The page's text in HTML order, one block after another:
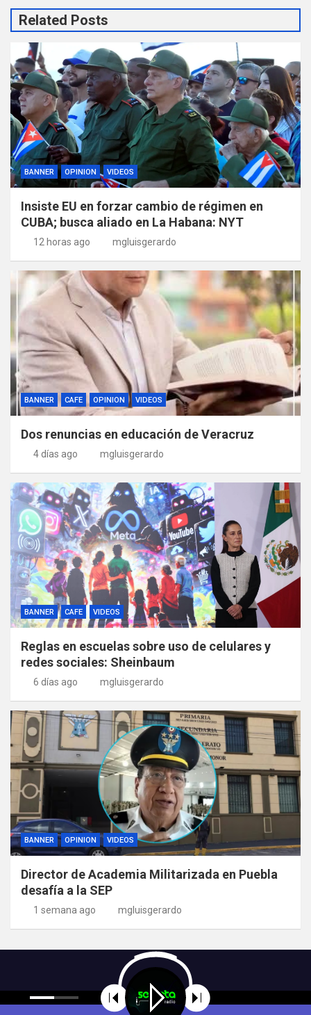
Related Posts
BANNER OPINION VIDEOS
Insiste EU en forzar cambio de régimen en
CUBA; busca aliado en La Habana: NYT
12 horas ago mgluisgerardo
BANNER CAFE OPINION VIDEOS
Dos renuncias en educación de Veracruz
4 días ago mgluisgerardo
BANNER CAFE VIDEOS
Reglas en escuelas sobre uso de celulares y
redes sociales: Sheinbaum
6 días ago mgluisgerardo
BANNER OPINION VIDEOS
Director de Academia Militarizada en Puebla
desafía a la SEP
1 semana ago mgluisgerardo